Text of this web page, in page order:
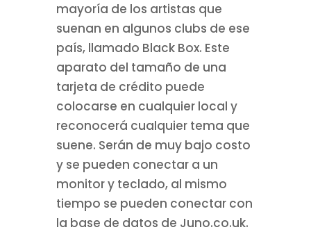
mayoría de los artistas que
suenan en algunos clubs de ese
país, llamado Black Box. Este
aparato del tamaño de una
tarjeta de crédito puede
colocarse en cualquier local y
reconocerá cualquier tema que
suene. Serán de muy bajo costo
y se pueden conectar a un
monitor y teclado, al mismo
tiempo se pueden conectar con
la base de datos de Juno.co.uk.